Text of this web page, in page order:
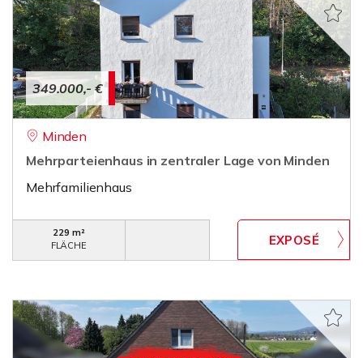
349.000,- €
Minden
Mehrparteienhaus in zentraler Lage von Minden
Mehrfamilienhaus
229 m²
FLÄCHE